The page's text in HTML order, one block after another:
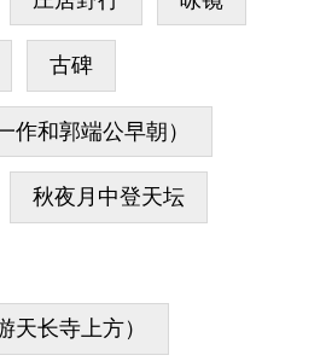
古碑
作和郭端公早朝）
秋夜月中登天坛
天长寺上方）